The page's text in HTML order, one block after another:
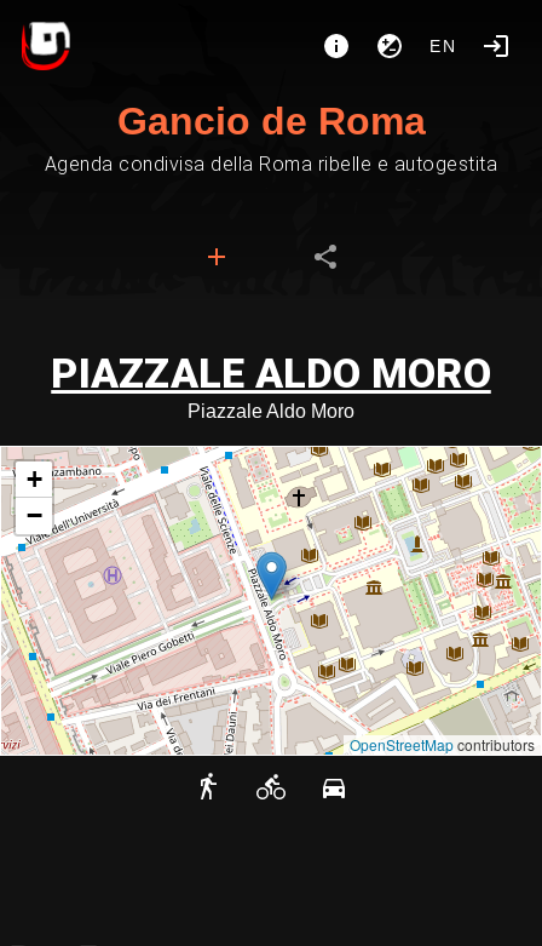
EN
Gancio de Roma
Agenda condivisa della Roma ribelle e autogestita
PIAZZALE ALDO MORO
Piazzale Aldo Moro
+
−
OpenStreetMapcontributors